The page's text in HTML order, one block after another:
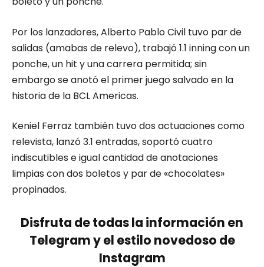
Por los lanzadores, Alberto Pablo Civil tuvo par de
salidas (amabas de relevo), trabajó 1.1 inning con un
ponche, un hit y una carrera permitida; sin
embargo se anotó el primer juego salvado en la
historia de la BCL Americas.
Keniel Ferraz también tuvo dos actuaciones como
relevista, lanzó 3.1 entradas, soportó cuatro
indiscutibles e igual cantidad de anotaciones
limpias con dos boletos y par de «chocolates»
propinados.
Disfruta de todas la información en
Telegram y el estilo novedoso de
Instagram